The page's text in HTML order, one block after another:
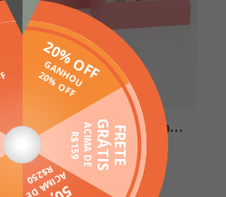
Relógio Condor Feminino DOURADO
R$259 90
x de R$ 51 98